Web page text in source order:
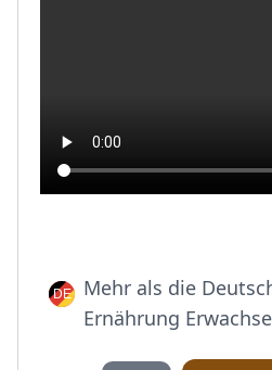
Mehr als die
Ernährung